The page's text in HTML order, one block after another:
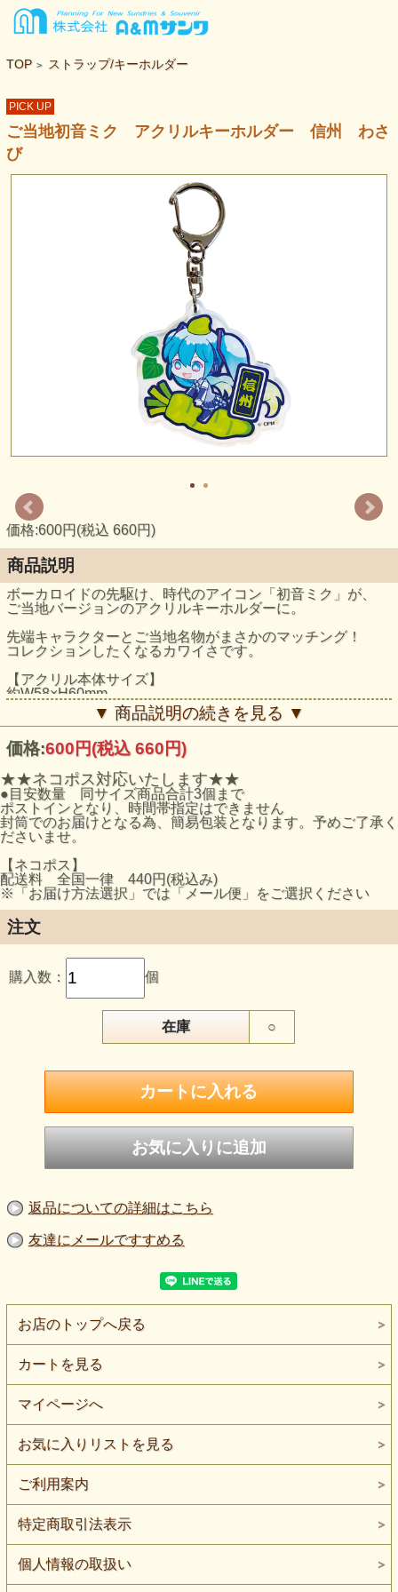
TOP > ストラップ/キーホルダー
PICK UP
ご当地初音ミク アクリルキーホルダー 信州 わさ
び
価格:600円(税込 660円)
商品説明
ボーカロイドの先駆け、時代のアイコン「初音ミク」が、
ご当地バージョンのアクリルキーホルダーに。
先端キャラクターとご当地名物がまさかのマッチング！
コレクションしたくなるカワイさです。
【アクリル本体サイズ】
約W58×H60mm
▼ 商品説明の続きを見る ▼
価格:600円(税込 660円)
★★ネコポス対応いたします★★
●目安数量 同サイズ商品合計3個まで
ポストインとなり、時間帯指定はできません
封筒でのお届けとなる為、簡易包装となります。予めご了承く
ださいませ。
【ネコポス】
配送料 全国一律 440円(税込み)
※「お届け方法選択」では「メール便」をご選択ください
注文
購入数： 個
在庫 ○
返品についての詳細はこちら
友達にメールですすめる
お店のトップへ戻る
カートを見る
マイページへ
お気に入りリストを見る
ご利用案内
特定商取引法表示
個人情報の取扱い